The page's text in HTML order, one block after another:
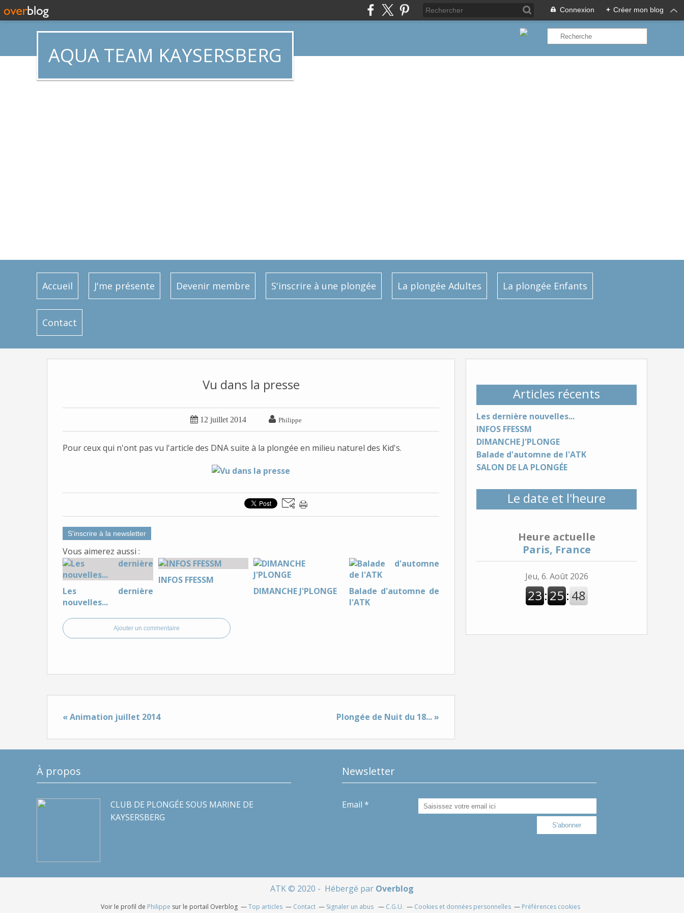
Connexion + Créer mon blog
AQUA TEAM KAYSERSBERG
Accueil J'me présente Devenir membre S'inscrire à une plongée La plongée Adultes La plongée Enfants
Contact
Articles récents
Les dernière nouvelles...
INFOS FFESSM
DIMANCHE J'PLONGE
Balade d'automne de l'ATK
SALON DE LA PLONGÉE
Le date et l'heure
Heure actuelle
Paris, France
Vu dans la presse
 12 juillet 2014  Philippe
Pour ceux qui n'ont pas vu l'article des DNA suite à la plongée en milieu naturel des Kid's.
S'inscrire à la newsletter
Vous aimerez aussi :
Les dernière
nouvelles...
INFOS FFESSM
DIMANCHE J'PLONGE
Balade d'automne de
l'ATK
Ajouter un commentaire
« Animation juillet 2014 Plongée de Nuit du 18... »
À propos
CLUB DE PLONGÉE SOUS MARINE DE
KAYSERSBERG
Newsletter
Email
ATK © 2020 - Hébergé par Overblog
Voir le profil de Philippe sur le portail Overblog Top articles Contact Signaler un abus C.G.U. Cookies et données personnelles Préférences cookies